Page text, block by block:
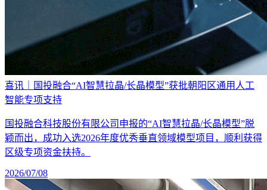
喜讯｜国投融合“AI智慧拉晶/长晶模型”获批朝阳区通用人工
智能专项支持
国投融合科技股份有限公司申报的“AI智慧拉晶/长晶模型”脱
颖而出，成功入选2026年度优秀垂直领域模型项目，顺利获得
区级专项资金扶持。
2026/07/08